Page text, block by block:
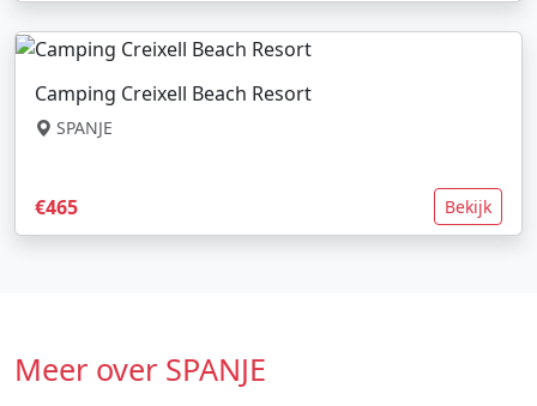
Camping Creixell Beach Resort
SPANJE
€465 Bekijk
Meer over SPANJE